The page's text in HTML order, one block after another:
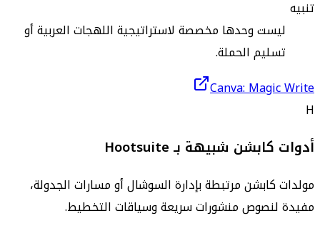
تنبيه
ليست وحدها مخصصة لاستراتيجية اللهجات العربية أو
تسليم الحملة.
Canva: Magic Write
H
أدوات كابشن شبيهة بـ Hootsuite
مولدات كابشن مرتبطة بإدارة السوشال أو مسارات الجدولة،
مفيدة لنصوص منشورات سريعة وسياقات التخطيط.